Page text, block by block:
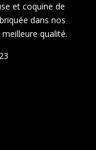
et coquine de
dans nos
qualité.